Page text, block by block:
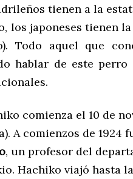
tienen a la
los japoneses tienen
Todo aquel que
hablar de este
comienza el 10 de
A comienzos de 1924
, un profesor del
Hachiko viajó hasta